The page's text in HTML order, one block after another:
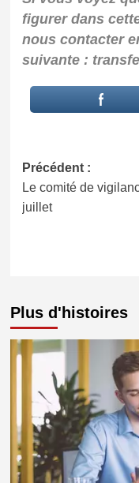
figurer dans
nous contacter
suivante :
Navigation
d’article
Précédent :
Le comité de
juillet
Plus d'histoires